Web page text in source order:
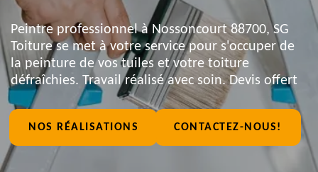
Peintre professionnel à Nossoncourt 88700, SG
Toiture se met à votre service pour s'occuper de
la peinture de vos tuiles et votre toiture
défraîchies. Travail réalisé avec soin. Devis offert
NOS RÉALISATIONS CONTACTEZ-NOUS!